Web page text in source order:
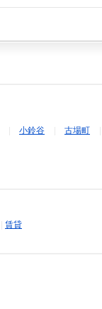
小鈴谷 古場町
賃貸